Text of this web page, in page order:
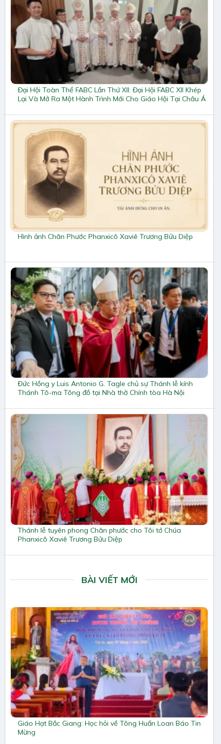
Đại Hội Toàn Thể FABC Lần Thứ XII: Đại Hội FABC XII Khép
Lại Và Mở Ra Một Hành Trình Mới Cho Giáo Hội Tại Châu Á
Hình ảnh Chân Phước Phanxicô Xaviê Trương Bửu Diệp
Đức Hồng y Luis Antonio G. Tagle chủ sự Thánh lễ kính
Thánh Tô-ma Tông đồ tại Nhà thờ Chính tòa Hà Nội
Thánh lễ tuyên phong Chân phước cho Tôi tớ Chúa
Phanxicô Xaviê Trương Bửu Diệp
BÀI VIẾT MỚI
Giáo Hạt Bắc Giang: Học hỏi về Tông Huấn Loan Báo Tin
Mừng